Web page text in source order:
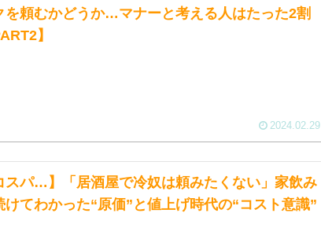
を頼むかどうか…マナーと考える人はたった2割
】
2024.02.29
スパ…】「居酒屋で冷奴は頼みたくない」家飲み
けてわかった“原価”と値上げ時代の“コスト意識”